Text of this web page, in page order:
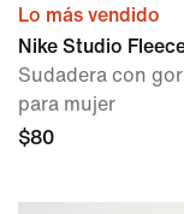
Lo más vendido
Nike Studio
Sudadera con
para mujer
$80